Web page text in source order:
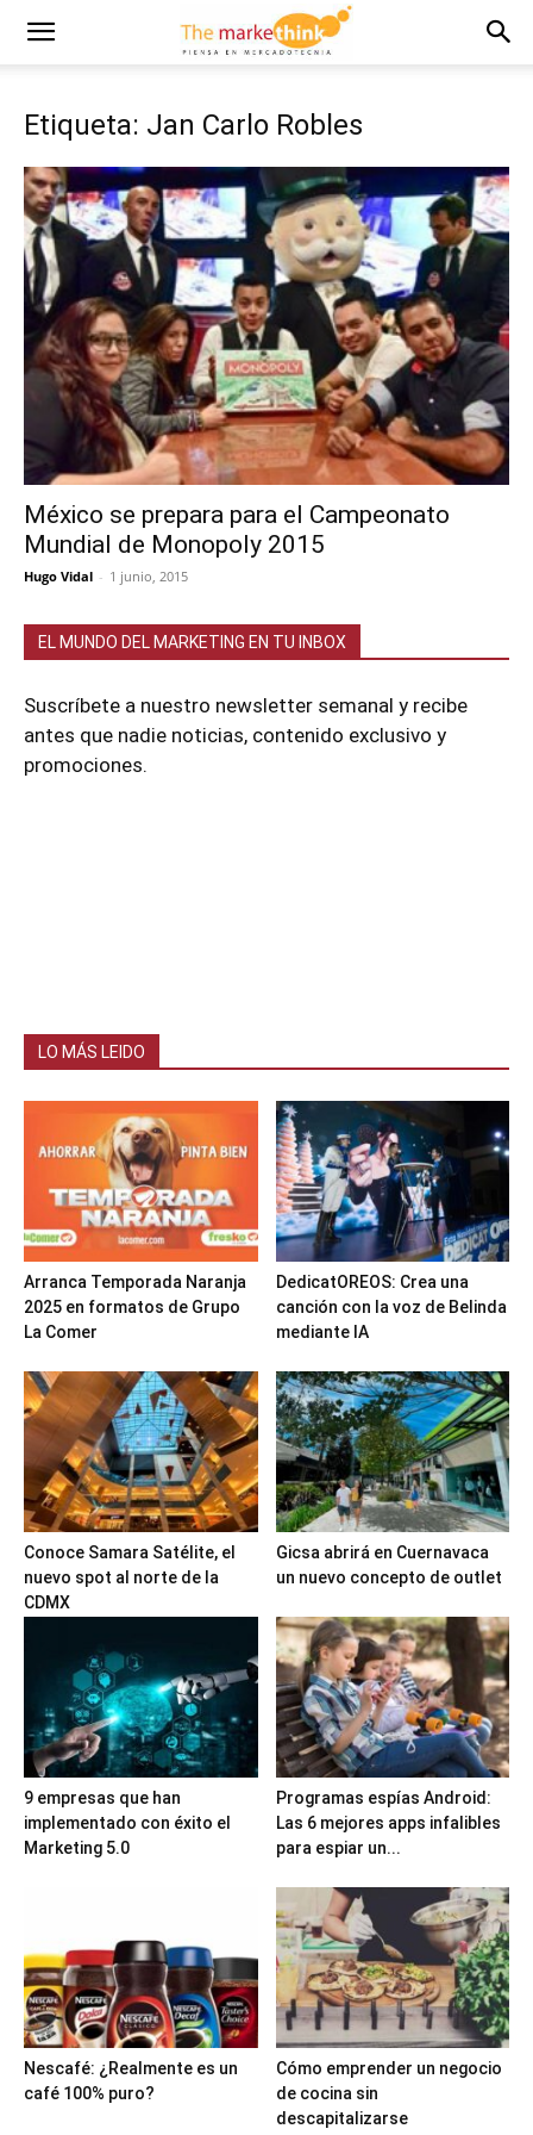
Etiqueta: Jan Carlo Robles
México se prepara para el Campeonato
Mundial de Monopoly 2015
Hugo Vidal - 1 junio, 2015
EL MUNDO DEL MARKETING EN TU INBOX
Suscríbete a nuestro newsletter semanal y recibe
antes que nadie noticias, contenido exclusivo y
promociones.
LO MÁS LEIDO
Arranca Temporada Naranja
2025 en formatos de Grupo
La Comer
DedicatOREOS: Crea una
canción con la voz de Belinda
mediante IA
Conoce Samara Satélite, el
nuevo spot al norte de la
CDMX
Gicsa abrirá en Cuernavaca
un nuevo concepto de outlet
9 empresas que han
implementado con éxito el
Marketing 5.0
Programas espías Android:
Las 6 mejores apps infalibles
para espiar un...
Nescafé: ¿Realmente es un
café 100% puro?
Cómo emprender un negocio
de cocina sin
descapitalizarse